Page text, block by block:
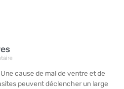
cause de mal de ventre et de
peuvent déclencher un large